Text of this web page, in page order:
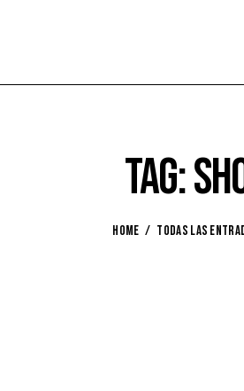
Tag:
HOME TODAS LAS